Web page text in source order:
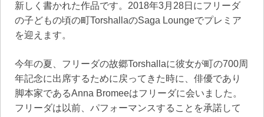
新しく書かれた作品です。2018年3月28日にフリーダ
の子どもの頃の町TorshallaのSaga Loungeでプレミア
を迎えます。
今年の夏、フリーダの故郷Torshallaに彼女が町の700周
年記念に出席するために戻ってきた時に、俳優であり
脚本家であるAnna Bromeeはフリーダに会いました。
フリーダは以前、パフォーマンスすることを承諾して